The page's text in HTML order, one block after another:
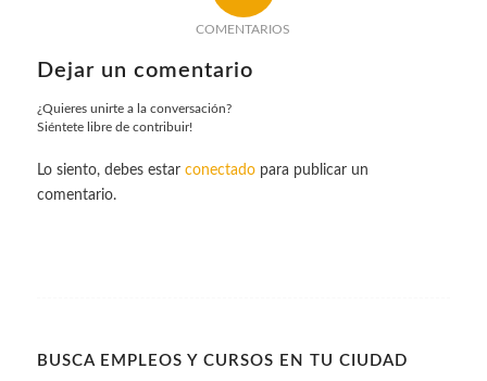
COMENTARIOS
Dejar un comentario
¿Quieres unirte a la conversación?
Siéntete libre de contribuir!
Lo siento, debes estar conectadopara publicar un
comentario.
BUSCA EMPLEOS Y CURSOS EN TU CIUDAD